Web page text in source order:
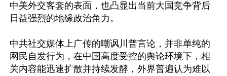
中美外交客套的表面，也凸显出当前大国竞争背后
日益强烈的地缘政治角力。
中共社交媒体上广传的嘲讽川普言论，并非单纯的
网民自发行为，在中国高度受控的舆论环境下，相
关内容能迅速扩散并持续发酵，外界普遍认为难以